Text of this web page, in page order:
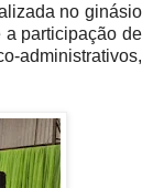
no ginásio
a participação de